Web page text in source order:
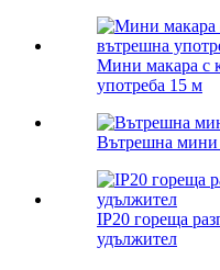
Мини макара с
употреба 15 м
Вътрешна мини
IP20 гореща
удължител